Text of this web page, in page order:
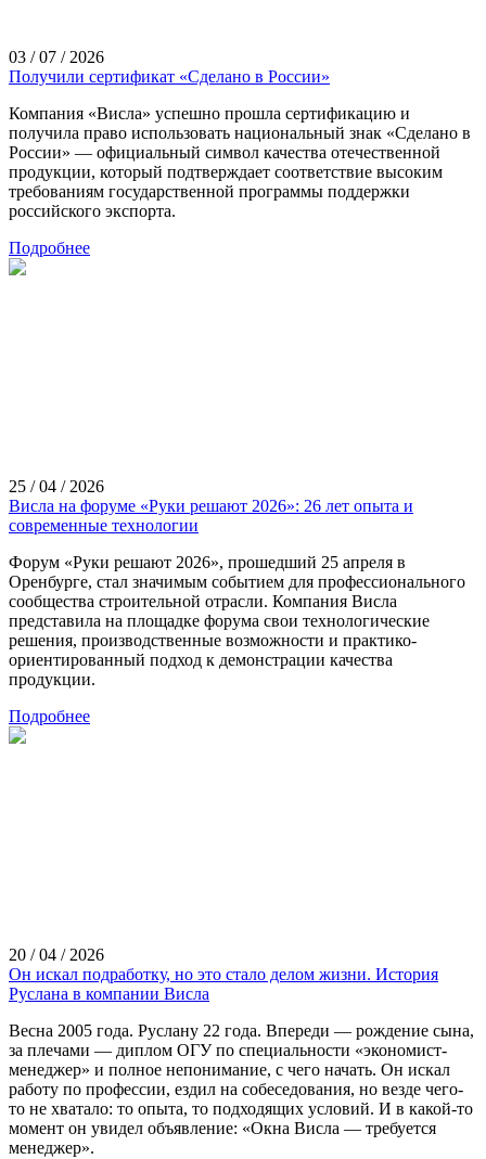
03 / 07 / 2026
Получили сертификат «Сделано в России»
Компания «Висла» успешно прошла сертификацию и
получила право использовать национальный знак «Сделано в
России» — официальный символ качества отечественной
продукции, который подтверждает соответствие высоким
требованиям государственной программы поддержки
российского экспорта.
Подробнее
25 / 04 / 2026
Висла на форуме «Руки решают 2026»: 26 лет опыта и
современные технологии
Форум «Руки решают 2026», прошедший 25 апреля в
Оренбурге, стал значимым событием для профессионального
сообщества строительной отрасли. Компания Висла
представила на площадке форума свои технологические
решения, производственные возможности и практико-
ориентированный подход к демонстрации качества
продукции.
Подробнее
20 / 04 / 2026
Он искал подработку, но это стало делом жизни. История
Руслана в компании Висла
Весна 2005 года. Руслану 22 года. Впереди — рождение сына,
за плечами — диплом ОГУ по специальности «экономист-
менеджер» и полное непонимание, с чего начать. Он искал
работу по профессии, ездил на собеседования, но везде чего-
то не хватало: то опыта, то подходящих условий. И в какой-то
момент он увидел объявление: «Окна Висла — требуется
менеджер».